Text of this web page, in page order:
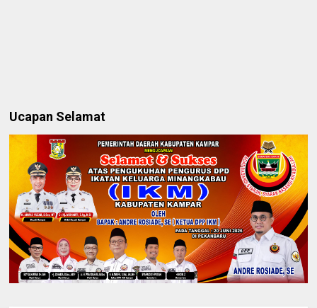
Ucapan Selamat